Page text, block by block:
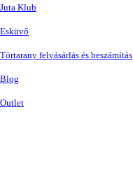
Juta Klub
Esküvő
Törtarany felvásárlás és beszámítás
Blog
Outlet